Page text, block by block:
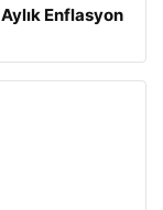
Enflasyon